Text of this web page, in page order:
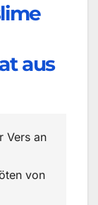
aus
Vers an
von